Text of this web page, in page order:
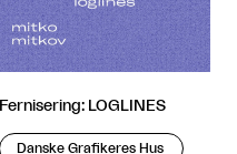
Fernisering: LOGLINES
Danske Grafikeres Hus